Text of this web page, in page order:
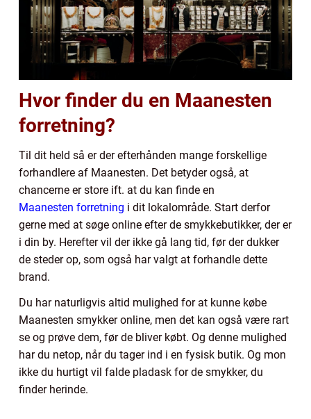
Hvor finder du en Maanesten
forretning?
Til dit held så er der efterhånden mange forskellige
forhandlere af Maanesten. Det betyder også, at
chancerne er store ift. at du kan finde en
Maanesten forretning i dit lokalområde. Start derfor
gerne med at søge online efter de smykkebutikker, der er
i din by. Herefter vil der ikke gå lang tid, før der dukker
de steder op, som også har valgt at forhandle dette
brand.
Du har naturligvis altid mulighed for at kunne købe
Maanesten smykker online, men det kan også være rart
se og prøve dem, før de bliver købt. Og denne mulighed
har du netop, når du tager ind i en fysisk butik. Og mon
ikke du hurtigt vil falde pladask for de smykker, du
finder herinde.